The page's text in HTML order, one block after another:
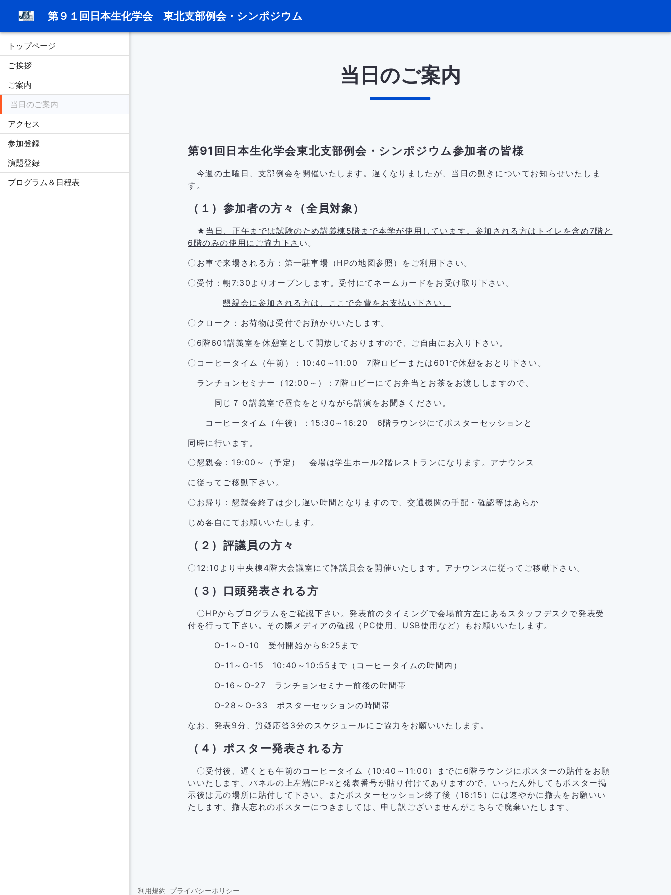
第９１回日本生化学会　東北支部例会・シンポジウム
トップページ
ご挨拶
ご案内
当日のご案内
アクセス
参加登録
演題登録
プログラム＆日程表
当日のご案内
第91回日本生化学会東北支部例会・シンポジウム参加者の皆様
今週の土曜日、支部例会を開催いたします。遅くなりましたが、当日の動きについてお知らせいたしま
す。
（１）参加者の方々（全員対象）
★ 当日、正午までは試験のため講義棟5階まで本学が使用しています。参加される方はトイレを含め7階と
6階のみの使用にご協力下さ い。
〇お車で来場される方：第一駐車場（HPの地図参照）をご利用下さい。
〇受付：朝7:30よりオープンします。受付にてネームカードをお受け取り下さい。
懇親会に参加される方は、ここで会費をお支払い下さい。
〇クローク：お荷物は受付でお預かりいたします。
〇6階601講義室を休憩室として開放しておりますので、ご自由にお入り下さい。
〇コーヒータイム（午前）：10:40～11:00 7階ロビーまたは601で休憩をおとり下さい。
ランチョンセミナー（12:00～）：7階ロビーにてお弁当とお茶をお渡ししますので、
同じ７０講義室で昼食をとりながら講演をお聞きください。
コーヒータイム（午後）：15:30～16:20 6階ラウンジにてポスターセッションと
同時に行います。
〇懇親会：19:00～（予定） 会場は学生ホール2階レストランになります。アナウンス
に従ってご移動下さい。
〇お帰り：懇親会終了は少し遅い時間となりますので、交通機関の手配・確認等はあらか
じめ各自にてお願いいたします。
（２）評議員の方々
〇12:10より中央棟4階大会議室にて評議員会を開催いたします。アナウンスに従ってご移動下さい。
（３）口頭発表される方
〇HPからプログラムをご確認下さい。発表前のタイミングで会場前方左にあるスタッフデスクで発表受
付を行って下さい。その際メディアの確認（PC使用、USB使用など）もお願いいたします。
O-1～O-10 受付開始から8:25まで
O-11～O-15 10:40～10:55まで（コーヒータイムの時間内）
O-16～O-27 ランチョンセミナー前後の時間帯
O-28～O-33 ポスターセッションの時間帯
なお、発表9分、質疑応答3分のスケジュールにご協力をお願いいたします。
（４）ポスター発表される方
〇受付後、遅くとも午前のコーヒータイム（10:40～11:00）までに6階ラウンジにポスターの貼付をお願
いいたします。パネルの上左端にP-xと発表番号が貼り付けてありますので、いったん外してもポスター掲
示後は元の場所に貼付して下さい。またポスターセッション終了後（16:15）には速やかに撤去をお願いい
たします。撤去忘れのポスターにつきましては、申し訳ございませんがこちらで廃棄いたします。
利用規約 プライバシーポリシー